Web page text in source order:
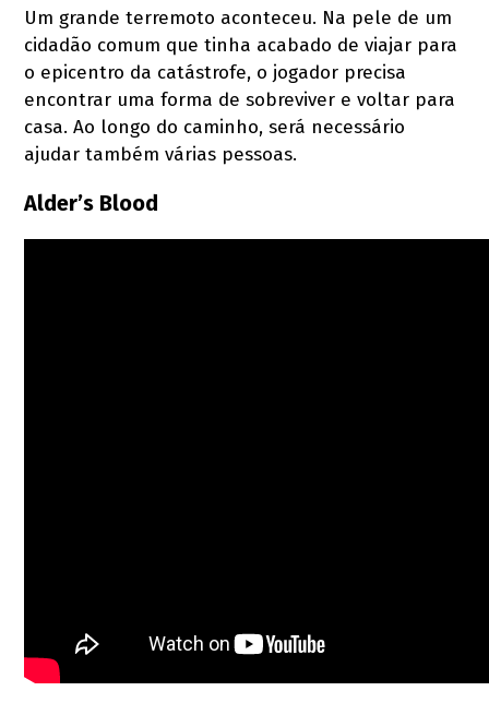
Um grande terremoto aconteceu. Na pele de um
cidadão comum que tinha acabado de viajar para
o epicentro da catástrofe, o jogador precisa
encontrar uma forma de sobreviver e voltar para
casa. Ao longo do caminho, será necessário
ajudar também várias pessoas.
Alder’s Blood